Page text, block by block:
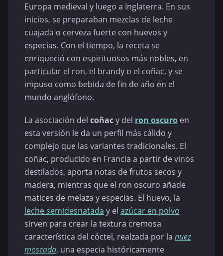
Europa medieval y luego a Inglaterra. En sus
inicios, se preparaban mezclas de leche
cuajada o cerveza fuerte con huevos y
especias. Con el tiempo, la receta se
enriqueció con espirituosos más nobles, en
particular el ron, el brandy o el coñac, y se
impuso como bebida de fin de año en el
mundo anglófono.
La asociación del coñacy del ron oscuro en
esta versión le da un perfil más cálido y
complejo que las variantes tradicionales. El
coñac, producido en Francia a partir de vinos
destilados, aporta notas de frutos secos y
madera, mientras que el ron oscuro añade
matices de melaza y especias. El huevo, la
leche semidesnatada y el azúcar en polvo
sirven para crear la textura cremosa
característica del cóctel, realzada por la nuez
moscada, una especia históricamente